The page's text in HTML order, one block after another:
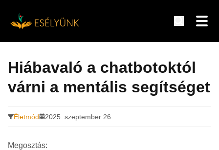
tartalomra
Hiábavaló a chatbotoktól
várni a mentális segítséget
Életmód 2025. szeptember 26.
Megosztás: